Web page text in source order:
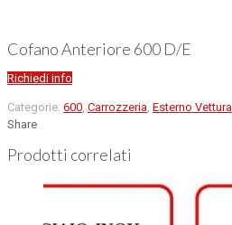
Cofano Anteriore 600 D/E
Richiedi info
Categorie: 600 Carrozzeria Esterno Vettura
Share
Prodotti correlati